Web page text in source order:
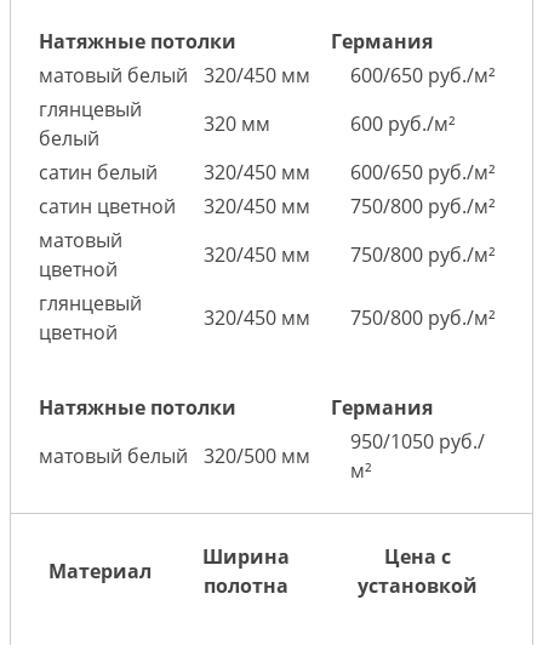
Натяжные потолки
Германия
матовый белый
320/450 мм
600/650 руб./м²
глянцевый
белый
320 мм
600 руб./м²
сатин белый
320/450 мм
600/650 руб./м²
сатин цветной
320/450 мм
750/800 руб./м²
матовый
цветной
320/450 мм
750/800 руб./м²
глянцевый
цветной
320/450 мм 750/800 руб./м²
Натяжные потолки
Германия
матовый белый
320/500 мм
950/1050 руб./
м²
Материал
Ширина
полотна
Цена с
установкой